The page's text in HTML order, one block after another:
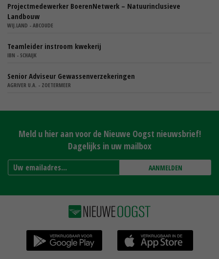
Projectmedewerker BoerenNetwerk – Natuurinclusieve
Landbouw
WIJ.LAND - ABCOUDE
Teamleider instroom kwekerij
IBN - SCHAIJK
Senior Adviseur Gewassenverzekeringen
AGRIVER U.A. - ZOETERMEER
Meld u hier aan voor de Nieuwe Oogst nieuwsbrief!
Dagelijks in uw mailbox
AANMELDEN